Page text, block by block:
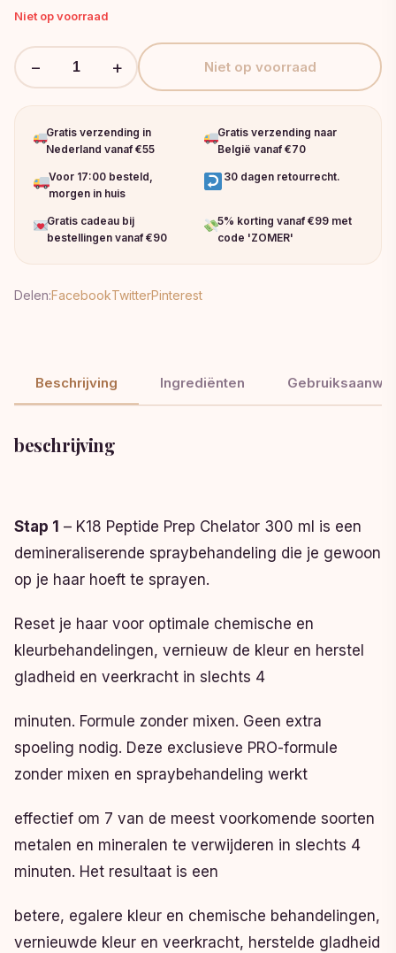
Niet op voorraad
− + Niet op voorraad
Gratis verzending in
Nederland vanaf €55
Gratis verzending naar
België vanaf €70
Voor 17:00 besteld,
morgen in huis
30 dagen retourrecht.
Gratis cadeau bij
bestellingen vanaf €90
5% korting vanaf €99 met
code 'ZOMER'
Delen:FacebookTwitterPinterest
Beschrijving Ingrediënten
beschrijving
Stap 1 – K18 Peptide Prep Chelator 300 ml is een
demineraliserende spraybehandeling die je gewoon
op je haar hoeft te sprayen.
Reset je haar voor optimale chemische en
kleurbehandelingen, vernieuw de kleur en herstel
gladheid en veerkracht in slechts 4
minuten. Formule zonder mixen. Geen extra
spoeling nodig. Deze exclusieve PRO-formule
zonder mixen en spraybehandeling werkt
effectief om 7 van de meest voorkomende soorten
metalen en mineralen te verwijderen in slechts 4
minuten. Het resultaat is een
betere, egalere kleur en chemische behandelingen,
vernieuwde kleur en veerkracht, herstelde gladheid